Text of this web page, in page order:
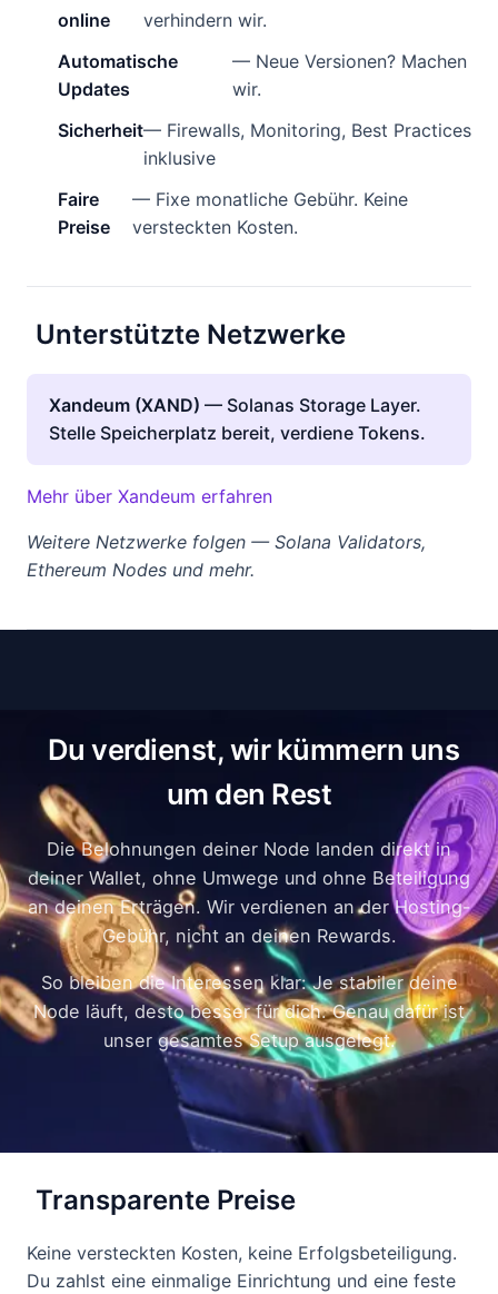
online
verhindern wir.
Automatische
Updates
— Neue Versionen? Machen
wir.
Sicherheit— Firewalls, Monitoring, Best Practices
inklusive
Faire
Preise
— Fixe monatliche Gebühr. Keine
versteckten Kosten.
Unterstützte Netzwerke
Xandeum (XAND) — Solanas Storage Layer.
Stelle Speicherplatz bereit, verdiene Tokens.
Mehr über Xandeum erfahren
Weitere Netzwerke folgen — Solana Validators,
Ethereum Nodes und mehr.
Du verdienst, wir kümmern uns
um den Rest
Die Belohnungen deiner Node landen direkt in
deiner Wallet, ohne Umwege und ohne Beteiligung
an deinen Erträgen. Wir verdienen an der Hosting-
Gebühr, nicht an deinen Rewards.
So bleiben die Interessen klar: Je stabiler deine
Node läuft, desto besser für dich. Genau dafür ist
unser gesamtes Setup ausgelegt.
Transparente Preise
Keine versteckten Kosten, keine Erfolgsbeteiligung.
Du zahlst eine einmalige Einrichtung und eine feste